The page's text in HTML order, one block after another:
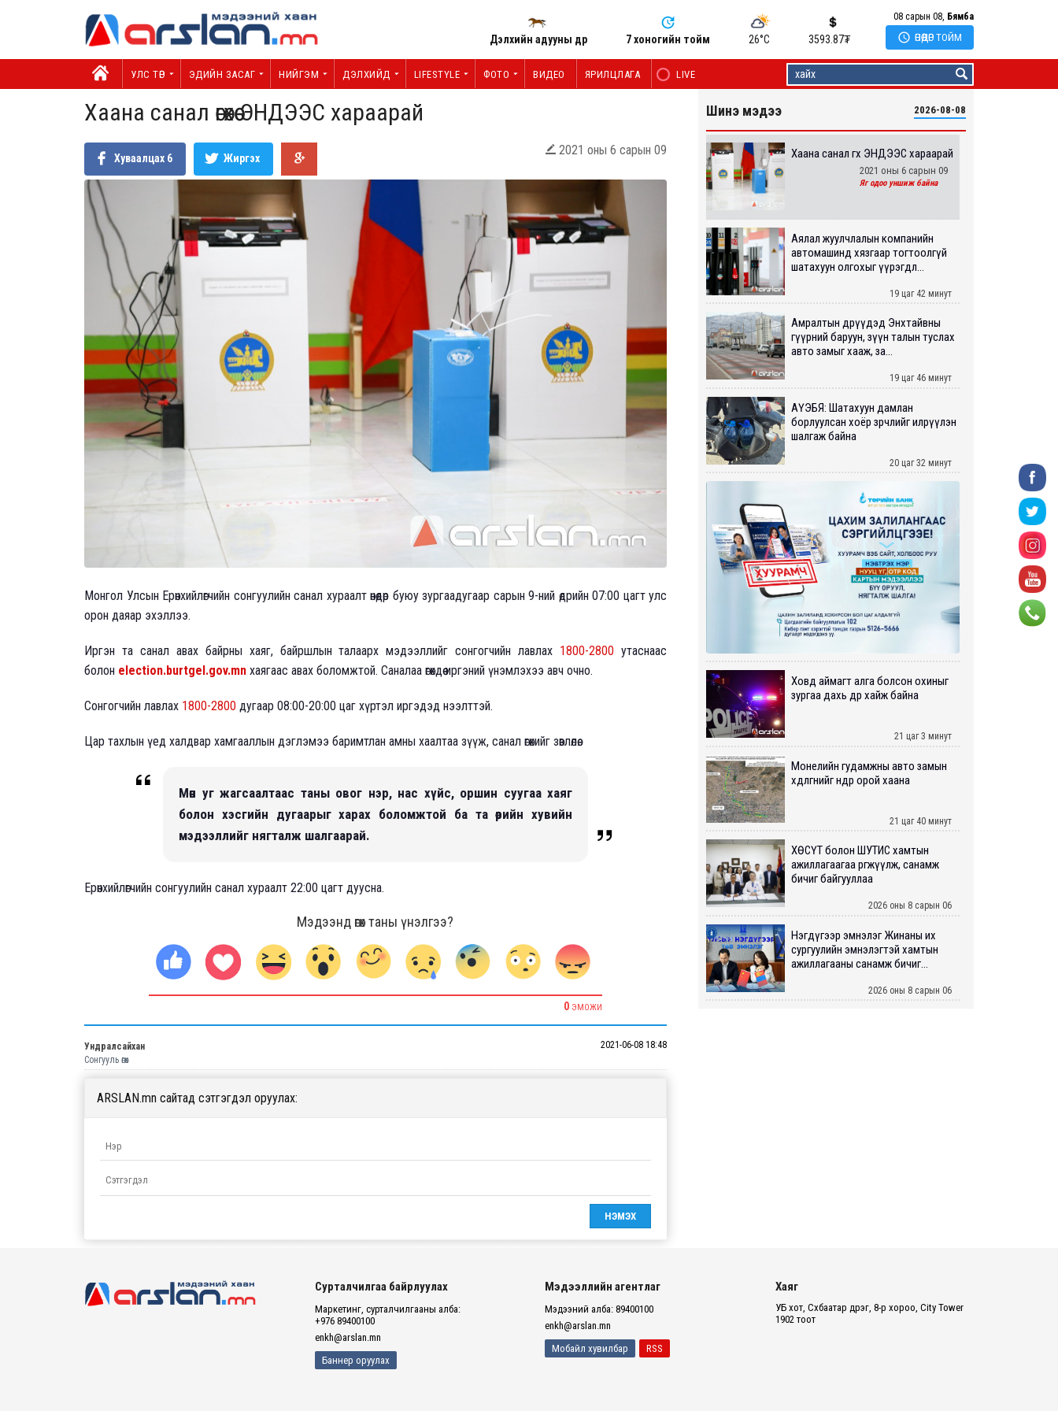
Дэлхийн адууны өдөр 7 хоногийн тойм 26°C 3593.87₮
08 сарын 08, Бямба
 ӨНӨӨДӨР ТОЙМ
УЛС ТӨР ЭДИЙН ЗАСАГ НИЙГЭМ ДЭЛХИЙД LIFESTYLE ФОТО ВИДЕО ЯРИЛЦЛАГА LIVE
Хаана санал өгөхөө ЭНДЭЭС хараарай
Хуваалцах 6 Жиргэх
 2021 оны 6 сарын 09
Монгол Улсын Ерөнхийлөгчийн сонгуулийн санал хураалт өнөөдөр буюу зургаадугаар сарын 9-ний өдрийн 07:00 цагт улс
орон даяар эхэллээ.
Иргэн та санал авах байрны хаяг, байршлын талаарх мэдээллийг сонгогчийн лавлах 1800-2800 утаснаас
болон election.burtgel.gov.mn хаягаас авах боломжтой. Саналаа өгөхдөө иргэний үнэмлэхээ авч очно.
Сонгогчийн лавлах 1800-2800 дугаар 08:00-20:00 цаг хүртэл иргэдэд нээлттэй.
Цар тахлын үед халдвар хамгааллын дэглэмээ баримтлан амны хаалтаа зүүж, санал өгөхийг зөвлөлөө.
Мөн уг жагсаалтаас таны овог нэр, нас хүйс, оршин суугаа хаяг
болон хэсгийн дугаарыг харах боломжтой ба та өөрийн хувийн
мэдээллийг нягталж шалгаарай.
Ерөнхийлөгчийн сонгуулийн санал хураалт 22:00 цагт дуусна.
Мэдээнд өгөх таны үнэлгээ?
0 ЭМОЖИ
Ундралсайхан
2021-06-08 18:48
Сонгууль өгөх
ARSLAN.mn сайтад сэтгэгдэл оруулах:
Шинэ мэдээ 2026-08-08
Хаана санал өгөхөө ЭНДЭЭС хараарай
2021 оны 6 сарын 09
Яг одоо уншиж байна
Аялал жуулчлалын компанийн
автомашинд хязгаар тогтоолгүй
шатахуун олгохыг үүрэгдл...
19 цаг 42 минут
Амралтын өдрүүдэд Энхтайвны
гүүрний баруун, зүүн талын туслах
авто замыг хааж, за...
19 цаг 46 минут
АҮЭБЯ: Шатахуун дамлан
борлуулсан хоёр зөрчлийг илрүүлэн
шалгаж байна
20 цаг 32 минут
Ховд аймагт алга болсон охиныг
зургаа дахь өдрөө хайж байна
21 цаг 3 минут
Монелийн гудамжны авто замын
хөдөлгөөнийг өнөөдөр орой хаана
21 цаг 40 минут
ХӨСҮТ болон ШУТИС хамтын
ажиллагаагаа өргөжүүлж, санамж
бичиг байгууллаа
2026 оны 8 сарын 06
Нэгдүгээр эмнэлэг Жинаны их
сургуулийн эмнэлэгтэй хамтын
ажиллагааны санамж бичиг...
2026 оны 8 сарын 06
хомдсол бол өөрөө төрийн бодлогын
хомсдол
Сурталчилгаа байрлуулах
Маркетинг, сурталчилгааны алба:
+976 89400100
enkh@arslan.mn
Баннер оруулах
Мэдээллийн агентлаг
Мэдээний алба: 89400100
enkh@arslan.mn
Мобайл хувилбар
RSS
Хаяг
УБ хот, Сүхбаатар дүүрэг, 8-р хороо, City Tower
1902 тоот